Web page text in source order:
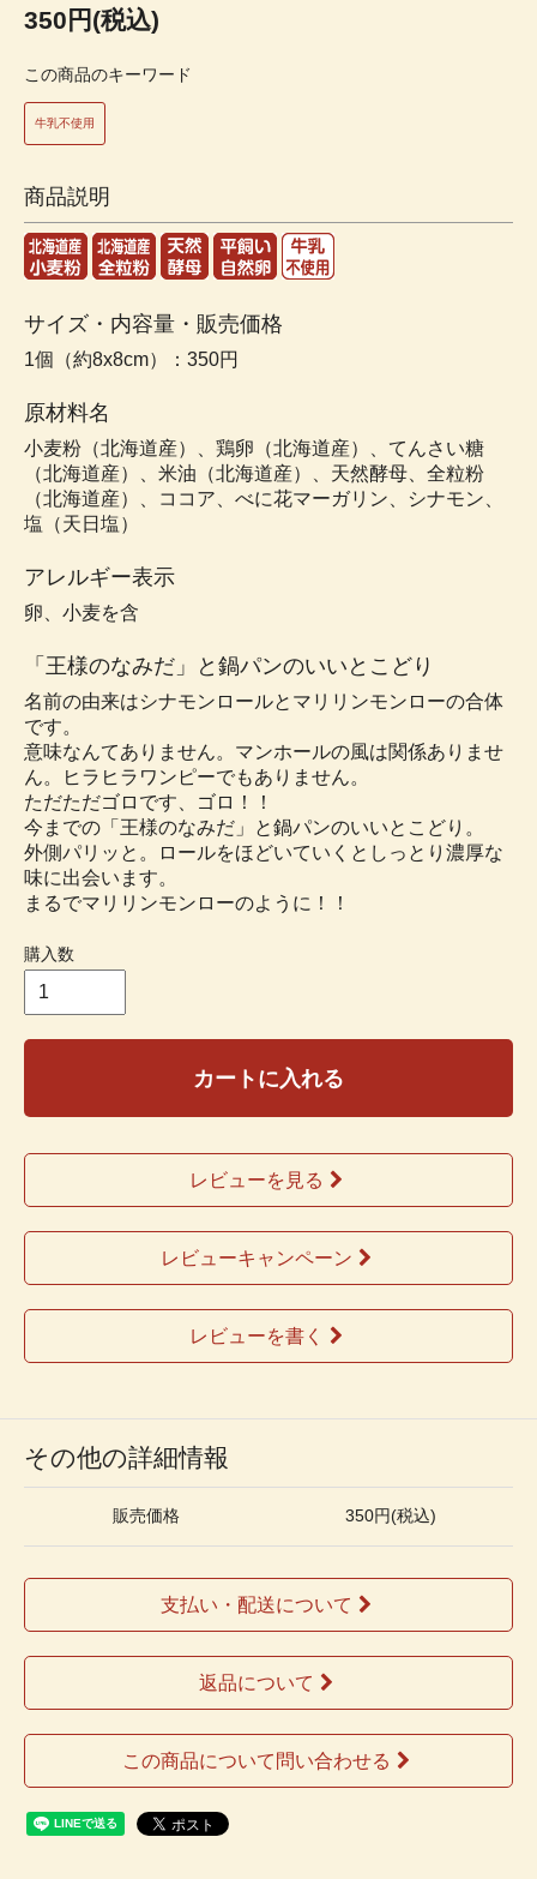
350円(税込)
この商品のキーワード
牛乳不使用
商品説明
サイズ・内容量・販売価格
1個（約8x8cm）：350円
原材料名
小麦粉（北海道産）、鶏卵（北海道産）、てんさい糖
（北海道産）、米油（北海道産）、天然酵母、全粒粉
（北海道産）、ココア、べに花マーガリン、シナモン、
塩（天日塩）
アレルギー表示
卵、小麦を含
「王様のなみだ」と鍋パンのいいとこどり
名前の由来はシナモンロールとマリリンモンローの合体
です。
意味なんてありません。マンホールの風は関係ありませ
ん。ヒラヒラワンピーでもありません。
ただただゴロです、ゴロ！！
今までの「王様のなみだ」と鍋パンのいいとこどり。
外側パリッと。ロールをほどいていくとしっとり濃厚な
味に出会います。
まるでマリリンモンローのように！！
購入数
カートに入れる
レビューを見る
レビューキャンペーン
レビューを書く
その他の詳細情報
販売価格 350円(税込)
支払い・配送について
返品について
この商品について問い合わせる